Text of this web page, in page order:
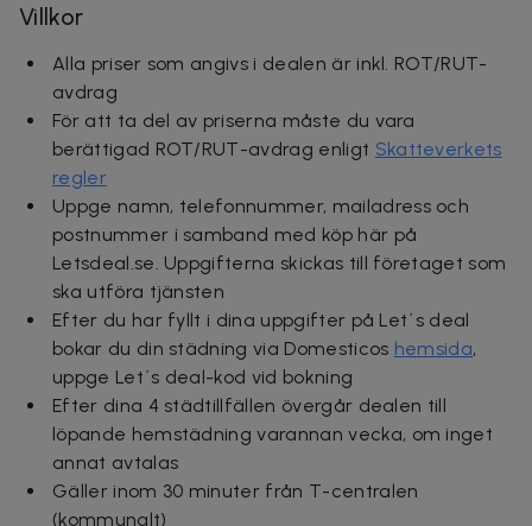
Villkor
Alla priser som angivs i dealen är inkl. ROT/RUT-
avdrag
För att ta del av priserna måste du vara
berättigad ROT/RUT-avdrag enligt Skatteverkets
regler
Uppge namn, telefonnummer, mailadress och
postnummer i samband med köp här på
Letsdeal.se. Uppgifterna skickas till företaget som
ska utföra tjänsten
Efter du har fyllt i dina uppgifter på Let´s deal
bokar du din städning via Domesticos hemsida,
uppge Let´s deal-kod vid bokning
Efter dina 4 städtillfällen övergår dealen till
löpande hemstädning varannan vecka, om inget
annat avtalas
Gäller inom 30 minuter från T-centralen
(kommunalt)